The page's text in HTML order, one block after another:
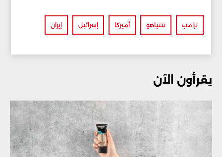
ترامب نتنياهو أميركا إسرائيل إيران
يقرأون الآن